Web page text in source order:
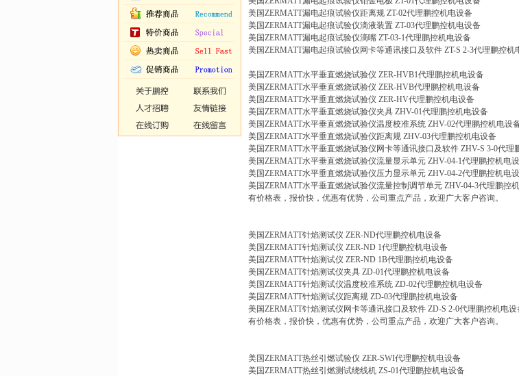
美国ZERMATT漏电起痕试验仪距离规 ZT-02代理鹏控机电设备
美国ZERMATT漏电起痕试验仪滴液装置 ZT-03代理鹏控机电设备
美国ZERMATT漏电起痕试验仪滴嘴 ZT-03-1代理鹏控机电设备
美国ZERMATT漏电起痕试验仪网卡等通讯接口及软件 ZT-S 2-3代理鹏控机
美国ZERMATT水平垂直燃烧试验仪 ZER-HVB1代理鹏控机电设备
美国ZERMATT水平垂直燃烧试验仪 ZER-HVB代理鹏控机电设备
美国ZERMATT水平垂直燃烧试验仪 ZER-HV代理鹏控机电设备
美国ZERMATT水平垂直燃烧试验仪夹具 ZHV-01代理鹏控机电设备
美国ZERMATT水平垂直燃烧试验仪温度校准系统 ZHV-02代理鹏控机电设
美国ZERMATT水平垂直燃烧试验仪距离规 ZHV-03代理鹏控机电设备
美国ZERMATT水平垂直燃烧试验仪网卡等通讯接口及软件 ZHV-S 3-0代理
美国ZERMATT水平垂直燃烧试验仪流量显示单元 ZHV-04-1代理鹏控机电
美国ZERMATT水平垂直燃烧试验仪压力显示单元 ZHV-04-2代理鹏控机电
美国ZERMATT水平垂直燃烧试验仪流量控制调节单元 ZHV-04-3代理鹏控
有价格表，报价快，优惠有优势，公司重点产品，欢迎广大客户咨询。
美国ZERMATT针焰测试仪 ZER-ND代理鹏控机电设备
美国ZERMATT针焰测试仪 ZER-ND 1代理鹏控机电设备
美国ZERMATT针焰测试仪 ZER-ND 1B代理鹏控机电设备
美国ZERMATT针焰测试仪夹具 ZD-01代理鹏控机电设备
美国ZERMATT针焰测试仪温度校准系统 ZD-02代理鹏控机电设备
美国ZERMATT针焰测试仪距离规 ZD-03代理鹏控机电设备
美国ZERMATT针焰测试仪网卡等通讯接口及软件 ZD-S 2-0代理鹏控机电设
有价格表，报价快，优惠有优势，公司重点产品，欢迎广大客户咨询。
美国ZERMATT热丝引燃试验仪 ZER-SWI代理鹏控机电设备
美国ZERMATT热丝引燃测试绕线机 ZS-01代理鹏控机电设备